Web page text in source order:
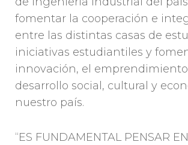
fomentar la cooperación e
entre las distintas casas de
iniciativas estudiantiles y
innovación, el emprendimiento
desarrollo social, cultural y
nuestro país.
“ES FUNDAMENTAL PENSAR